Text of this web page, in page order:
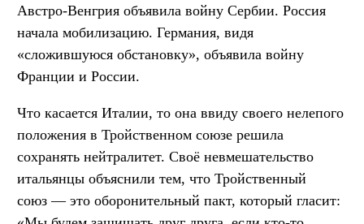
Австро-Венгрия объявила войну Сербии. Россия
начала мобилизацию. Германия, видя
«сложившуюся обстановку», объявила войну
Франции и России.
Что касается Италии, то она ввиду своего нелепого
положения в Тройственном союзе решила
сохранять нейтралитет. Своё невмешательство
итальянцы объяснили тем, что Тройственный
союз — это оборонительный пакт, который гласит: